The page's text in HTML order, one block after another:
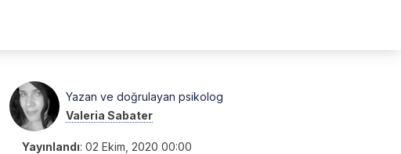
Yazan ve doğrulayan psikolog
Valeria Sabater
Yayınlandı: 02 Ekim, 2020 00:00